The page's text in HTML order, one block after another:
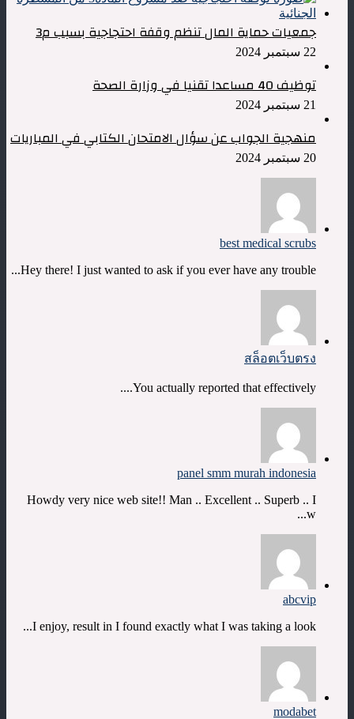
جمعيات حماية المال تنظم وقفة احتجاجية بسبب م3
22 سبتمبر 2024
توظيف 40 مساعدا تقنيا في وزارة الصحة
21 سبتمبر 2024
منهجية الجواب عن سؤال الامتحان الكتابي في المباريات
20 سبتمبر 2024
best medical scrubs
Hey there! I just wanted to ask if you ever have any trouble...
สล็อตเว็บตรง
You actually reported that effectively....
panel smm murah indonesia
Howdy very nice web site!! Man .. Excellent .. Superb .. I
w...
abcvip
I enjoy, result in I found exactly what I was taking a look...
modabet